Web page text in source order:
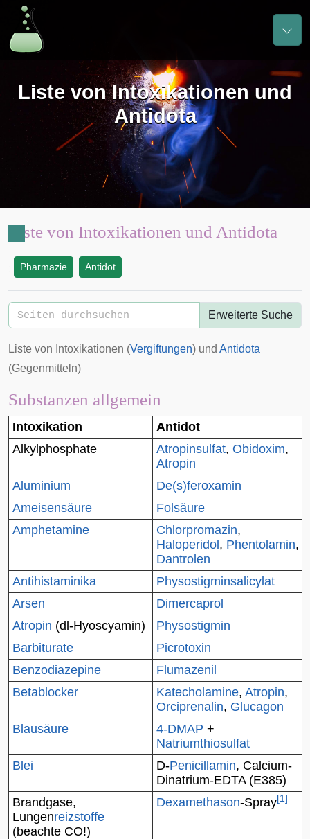
Liste von Intoxikationen und
Antidota
Liste von Intoxikationen und Antidota
Pharmazie Antidot
Erweiterte Suche
Liste von Intoxikationen (Vergiftungen) und Antidota
(Gegenmitteln)
Substanzen allgemein
Intoxikation
Antidot
Alkylphosphate
Atropinsulfat, Obidoxim,
Atropin
Aluminium
De(s)feroxamin
Ameisensäure
Folsäure
Amphetamine
Chlorpromazin,
Haloperidol , Phentolamin,
Dantrolen
Antihistaminika
Physostigminsalicylat
Arsen
Dimercaprol
Atropin (dl-Hyoscyamin)
Physostigmin
Barbiturate
Picrotoxin
Benzodiazepine
Flumazenil
Betablocker
Katecholamine, Atropin,
Orciprenalin, Glucagon
Blausäure
4-DMAP +
Natriumthiosulfat
Blei
D-Penicillamin, Calcium-
Dinatrium-EDTA(E385)
Brandgase,
Lungenreizstoffe
(beachte CO!)
Dexamethason-Spray[1]